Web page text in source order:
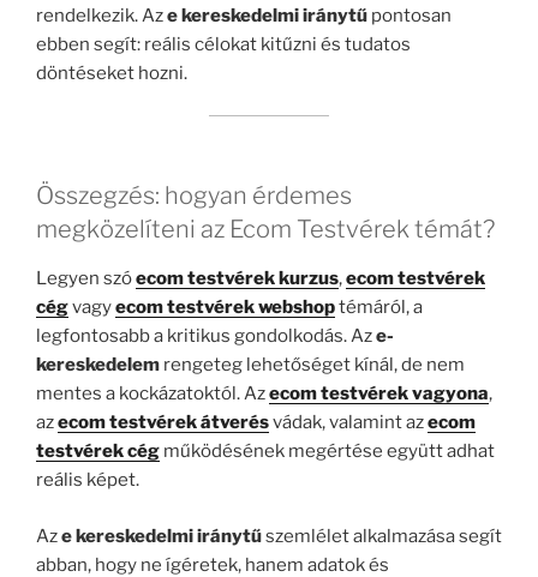
rendelkezik. Aze kereskedelmi iránytű pontosan
ebben segít: reális célokat kitűzni és tudatos
döntéseket hozni.
Összegzés: hogyan érdemes
megközelíteni az Ecom Testvérek témát?
Legyen szóecom testvérek kurzus,ecom testvérek
cégvagyecom testvérek webshoptémáról, a
legfontosabb a kritikus gondolkodás. Aze-
kereskedelem rengeteg lehetőséget kínál, de nem
mentes a kockázatoktól. Azecom testvérek vagyona,
azecom testvérek átverésvádak, valamint azecom
testvérek cég működésének megértése együtt adhat
reális képet.
Aze kereskedelmi iránytűszemlélet alkalmazása segít
abban, hogy ne ígéretek, hanem adatok és